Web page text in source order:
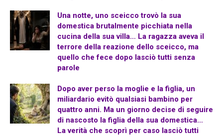
Una notte, uno sceicco trovò la sua
domestica brutalmente picchiata nella
cucina della sua villa… La ragazza aveva il
terrore della reazione dello sceicco, ma
quello che fece dopo lasciò tutti senza
parole
Dopo aver perso la moglie e la figlia, un
miliardario evitò qualsiasi bambino per
quattro anni. Ma un giorno decise di seguire
di nascosto la figlia della sua domestica…
La verità che scoprì per caso lasciò tutti